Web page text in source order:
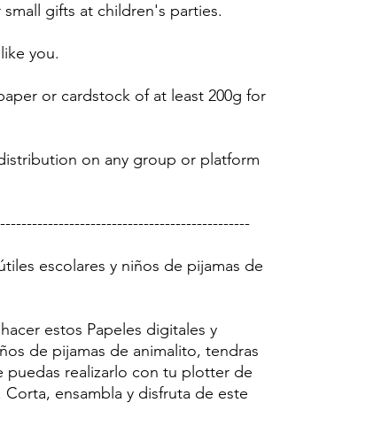
gifts at children's parties.
you.
or cardstock of at least 200g for
on any group or platform
escolares y niños de pijamas de
estos Papeles digitales y
de pijamas de animalito, tendras
realizarlo con tu plotter de
ensambla y disfruta de este